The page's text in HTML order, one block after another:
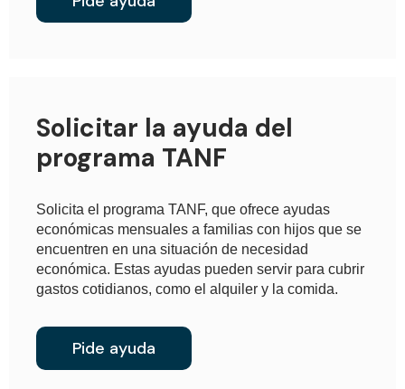
Solicitar la ayuda del
programa TANF
Solicita el programa TANF, que ofrece ayudas
económicas mensuales a familias con hijos que se
encuentren en una situación de necesidad
económica. Estas ayudas pueden servir para cubrir
gastos cotidianos, como el alquiler y la comida.
Pide ayuda